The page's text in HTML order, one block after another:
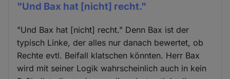
"Und Bax hat [nicht] recht."
"Und Bax hat [nicht] recht." Denn Bax ist der
typisch Linke, der alles nur danach bewertet, ob
Rechte evtl. Beifall klatschen könnten. Herr Bax
wird mit seiner Logik wahrscheinlich auch in kein